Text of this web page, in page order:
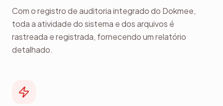
Com o registro de auditoria integrado do Dokmee,
toda a atividade do sistema e dos arquivos é
rastreada e registrada, fornecendo um relatório
detalhado.